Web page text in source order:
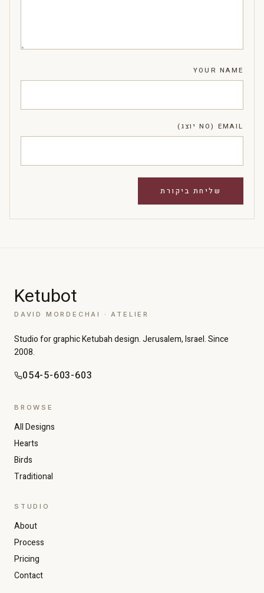
YOUR NAME
EMAIL (NO יוצג)
Ketubot
DAVID MORDECHAI · ATELIER
Studio for graphic Ketubah design. Jerusalem, Israel. Since
2008.
054-5-603-603
BROWSE
All Designs
Hearts
Birds
Traditional
STUDIO
About
Process
Pricing
ContactHigh contrast